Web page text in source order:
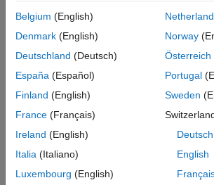
Reporting and Database Access
Application Deployment
Verification, Validation, and Test
Cloud Capabilities
Teaching and Learning
Applications
AI and Statistics
Mathematics and Optimization
Belgium (English)
Denmark (English)
Deutschland (Deutsch)
España (Español)
Finland (English)
France (Français)
Ireland (English)
Italia (Italiano)
Luxembourg (English)
Norway
Österreich
Portugal
Sweden
Deutsch
English